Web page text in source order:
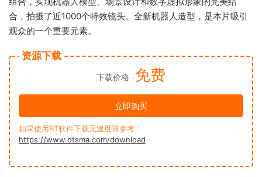
合，拍摄了近1000个特效镜头。全新机器人造型，是本片吸引
观众的一个重要元素。
资源下载
下载价格 免费
立即购买
如果使用BT软件下载无速度请参考：
https://www.dtsma.com/download